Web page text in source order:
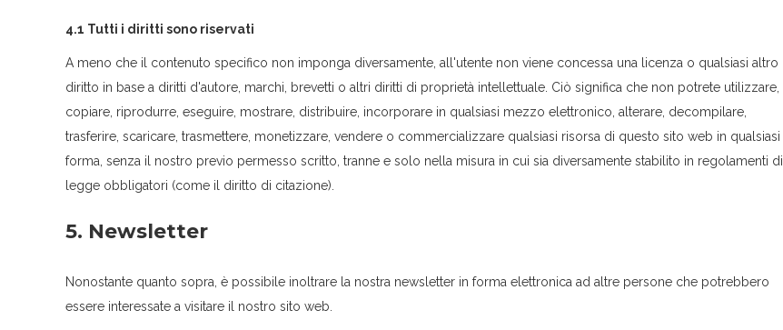
4.1 Tutti i diritti sono riservati
A meno che il contenuto specifico non imponga diversamente, all'utente non viene concessa una licenza o qualsiasi altro
diritto in base a diritti d'autore, marchi, brevetti o altri diritti di proprietà intellettuale. Ciò significa che non potrete utilizzare,
copiare, riprodurre, eseguire, mostrare, distribuire, incorporare in qualsiasi mezzo elettronico, alterare, decompilare,
trasferire, scaricare, trasmettere, monetizzare, vendere o commercializzare qualsiasi risorsa di questo sito web in qualsiasi
forma, senza il nostro previo permesso scritto, tranne e solo nella misura in cui sia diversamente stabilito in regolamenti di
legge obbligatori (come il diritto di citazione).
5. Newsletter
Nonostante quanto sopra, è possibile inoltrare la nostra newsletter in forma elettronica ad altre persone che potrebbero
essere interessate a visitare il nostro sito web.